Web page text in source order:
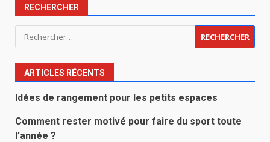
RECHERCHER
Rechercher :
ARTICLES RÉCENTS
Idées de rangement pour les petits espaces
Comment rester motivé pour faire du sport toute
l’année ?